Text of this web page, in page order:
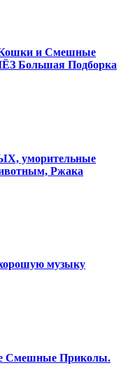
и Смешные
Большая Подборка
уморительные
Ржака
музыку
Смешные Приколы.